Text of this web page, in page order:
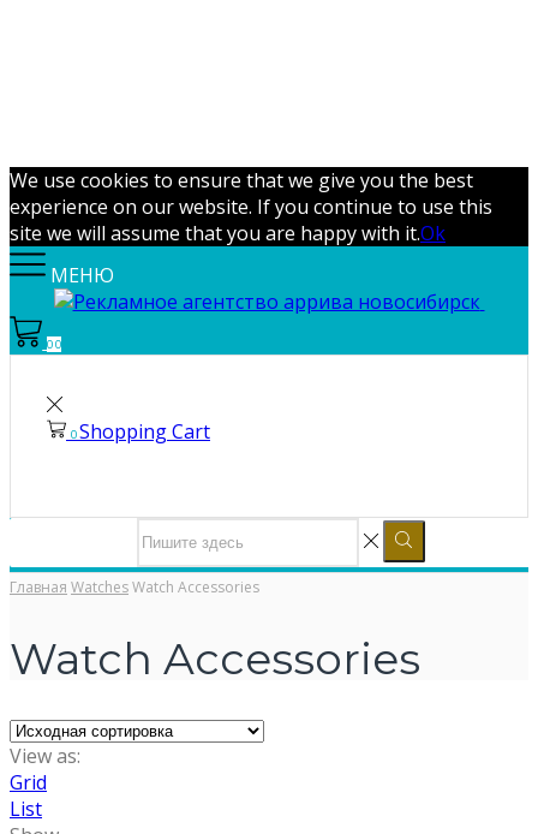
We use cookies to ensure that we give you the best
experience on our website. If you continue to use this
site we will assume that you are happy with it.Ok
МЕНЮ
00
0Shopping Cart
Главная WatchesWatch Accessories
Watch Accessories
View as:
Grid
List